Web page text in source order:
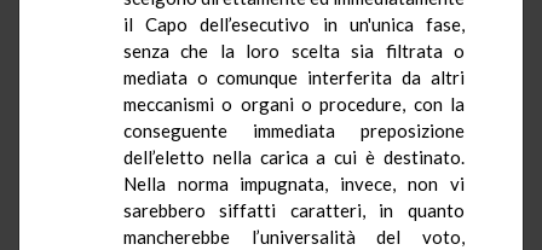
il Capo dell’esecutivo in un'unica fase,
senza che la loro scelta sia filtrata o
mediata o comunque interferita da altri
meccanismi o organi o procedure, con la
conseguente immediata preposizione
dell’eletto nella carica a cui è destinato.
Nella norma impugnata, invece, non vi
sarebbero siffatti caratteri, in quanto
mancherebbe l’universalità del voto,